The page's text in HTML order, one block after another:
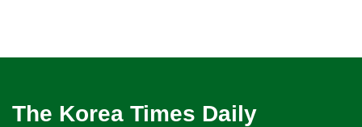
The Korea Times Daily